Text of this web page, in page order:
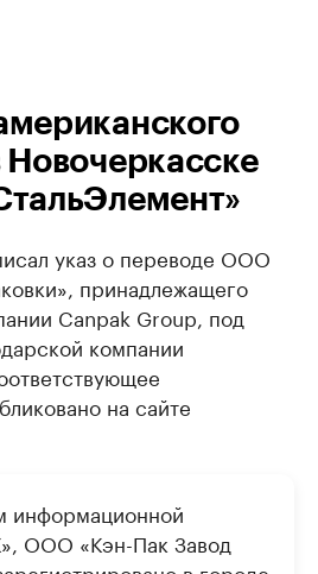
Новочеркасске
указ о переводе ООО
принадлежащего
Canpak Group, под
компании
на сайте
информационной
ООО «Кэн-Пак Завод